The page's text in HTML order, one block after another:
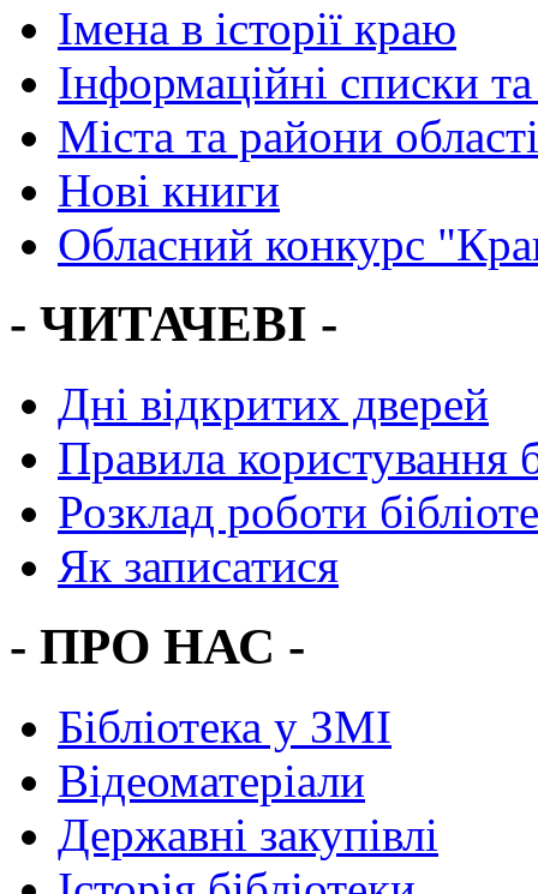
Імена в історії краю
Інформаційні списки
Міста та райони області
Нові книги
Обласний конкурс
- ЧИТАЧЕВІ -
Дні відкритих дверей
Правила користування
Розклад роботи
Як записатися
- ПРО НАС -
Бібліотека у ЗМІ
Відеоматеріали
Державні закупівлі